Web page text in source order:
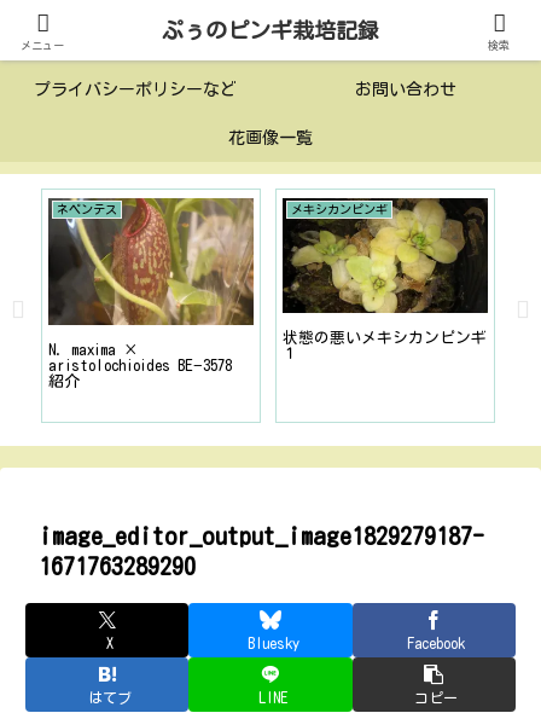
投稿一覧 このサイトについて
プライバシーポリシーなど お問い合わせ
花画像一覧
ネペンテス
N. maxima ×
aristolochioides BE−3578
紹介
メキシカンピンギ
状態の悪いメキシカンピンギ
１
image_editor_output_image1829279187-
1671763289290
X Bluesky Facebook
はてブ LINE コピー
メニュー
ぷぅのピンギ栽培記録
検索